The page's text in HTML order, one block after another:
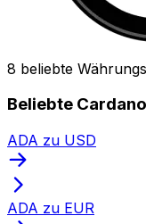
8 beliebte
Beliebte
ADA zu USD
ADA zu EUR